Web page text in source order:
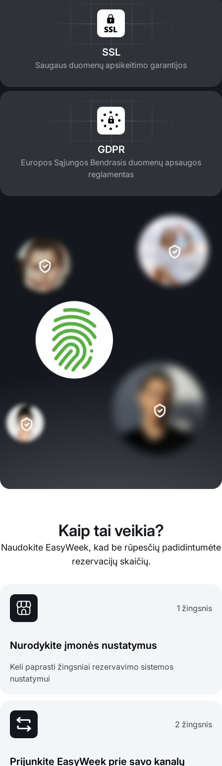
SSL
Saugaus duomenų apsikeitimo garantijos
GDPR
Europos Sąjungos Bendrasis duomenų apsaugos
reglamentas
Kaip tai veikia?
Naudokite EasyWeek, kad be rūpesčių padidintumėte
rezervacijų skaičių.
1 žingsnis
Nurodykite įmonės nustatymus
Keli paprasti žingsniai rezervavimo sistemos
nustatymui
2 žingsnis
Prijunkite EasyWeek prie savo kanalų